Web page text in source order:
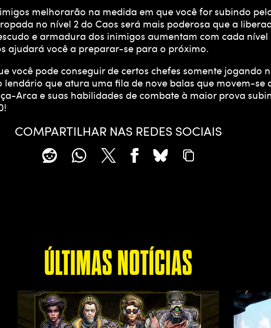
melhorarão na medida em que você for subindo
no nível 2 do Caos será mais poderosa que a
e armadura dos inimigos aumentam com cada
ajudará você a preparar-se para o próximo.
você pode conseguir de certos chefes somente jogando
lendário que atura uma fila de nove balas que movem-
Arca e suas habilidades de combate à maior prova
COMPARTILHAR NAS REDES SOCIAIS
ÚLTIMAS NOTÍCIAS